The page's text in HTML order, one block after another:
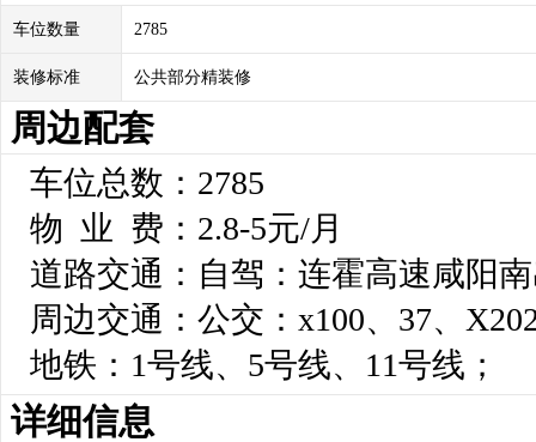
车位数量 2785
装修标准 公共部分精装修
周边配套
车位总数：2785
物 业 费：2.8-5元/月
道路交通：自驾：连霍高速咸阳
周边交通：公交：x100、37、
地铁：1号线、5号线、11号线；
详细信息